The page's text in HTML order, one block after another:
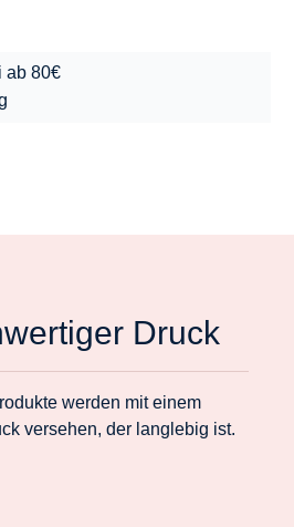
ab 80€
Druck
werden mit einem
versehen, der langlebig ist.